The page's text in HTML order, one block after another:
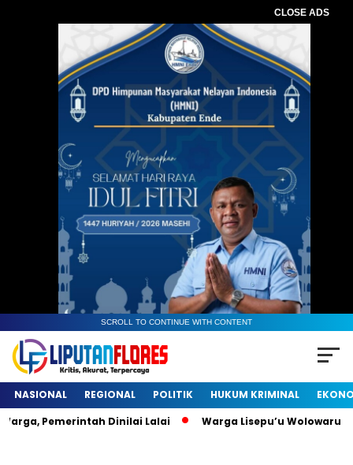
CLOSE ADS
SCROLL TO CONTINUE WITH CONTENT
NASIONAL REGIONAL POLITIK HUKUM KRIMINAL
Pemerintah Dinilai Lalai
Warga Lisepu’u Wolowaru